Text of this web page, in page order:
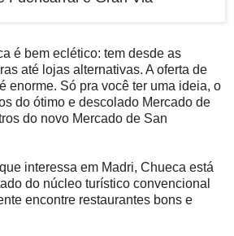
é bem eclético: tem desde as
até lojas alternativas. A oferta de
enorme. Só pra você ter uma ideia, o
do ótimo e descolado Mercado de
do novo Mercado de San
interessa em Madri, Chueca está
do núcleo turístico convencional
encontre restaurantes bons e